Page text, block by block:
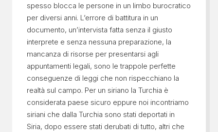
spesso blocca le persone in un limbo burocratico
per diversi anni. L’errore di battitura in un
documento, un’intervista fatta senza il giusto
interprete e senza nessuna preparazione, la
mancanza di risorse per presentarsi agli
appuntamenti legali, sono le trappole perfette
conseguenze di leggi che non rispecchiano la
realtà sul campo. Per un siriano la Turchia è
considerata paese sicuro eppure noi incontriamo
siriani che dalla Turchia sono stati deportati in
Siria, dopo essere stati derubati di tutto, altri che